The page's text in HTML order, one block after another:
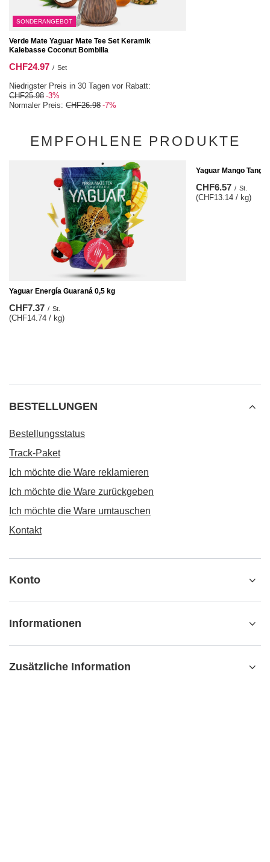
SONDERANGEBOT
Verde Mate Yaguar Mate Tee Set Keramik
Kalebasse Coconut Bombilla
CHF24.97 / Set
Niedrigster Preis in 30 Tagen vor Rabatt:
CHF25.98 -3%
Normaler Preis: CHF26.98 -7%
EMPFOHLENE PRODUKTE
Yaguar Energía Guaraná 0,5 kg
CHF7.37 / St.
(CHF14.74 / kg)
Yaguar Mango Tango
CHF6.57 / St.
(CHF13.14 / kg)
BESTELLUNGEN
Bestellungsstatus
Track-Paket
Ich möchte die Ware reklamieren
Ich möchte die Ware zurückgeben
Ich möchte die Ware umtauschen
Kontakt
Konto
Informationen
Zusätzliche Information